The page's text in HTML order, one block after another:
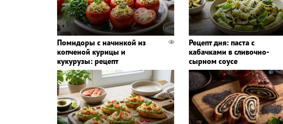
Помидоры с начинкой из
копченой курицы и
кукурузы: рецепт
Рецепт дня: паста с
кабачками в сливочно-
сырном соусе